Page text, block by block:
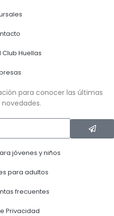
Huellas
para conocer las últimas
jóvenes y niños
para adultos
frecuentes
Privacidad